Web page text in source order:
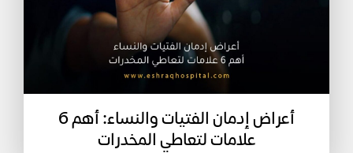
أعراض إدمان الفتيات والنساء: أهم 6
علامات لتعاطي المخدرات